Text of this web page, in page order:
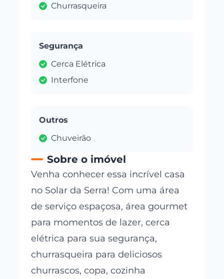
Churrasqueira
Segurança
Cerca Elétrica
Interfone
Outros
Chuveirão
Sobre o imóvel
Venha conhecer essa incrível casa
no Solar da Serra! Com uma área
de serviço espaçosa, área gourmet
para momentos de lazer, cerca
elétrica para sua segurança,
churrasqueira para deliciosos
churrascos, copa, cozinha